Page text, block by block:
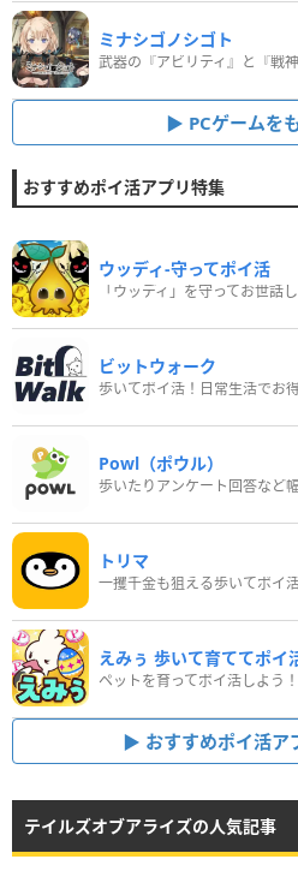
ミナシゴノシゴト
PCゲームを
おすすめポイ活アプリ特集
ウッディ‐守ってポイ活
「ウッディ」を守ってお世話
ビットウォーク
Powl（ポウル）
トリマ
一攫千金も狙える歩いてポイ
えみぅ 歩いて育ててポイ
おすすめポイ活ア
テイルズオブアライズの人気記事